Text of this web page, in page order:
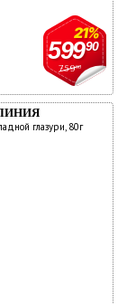
75990
21%
59990
глазури, 80г